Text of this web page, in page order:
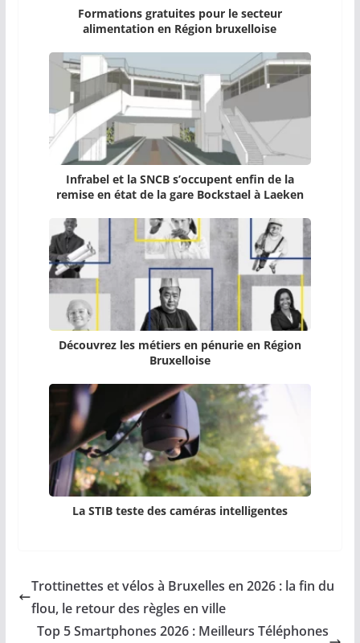
Formations gratuites pour le secteur
alimentation en Région bruxelloise
Infrabel et la SNCB s’occupent enfin de la
remise en état de la gare Bockstael à Laeken
Découvrez les métiers en pénurie en Région
Bruxelloise
La STIB teste des caméras intelligentes
Trottinettes et vélos à Bruxelles en 2026 : la fin du
flou, le retour des règles en ville
Top 5 Smartphones 2026 : Meilleurs Téléphones